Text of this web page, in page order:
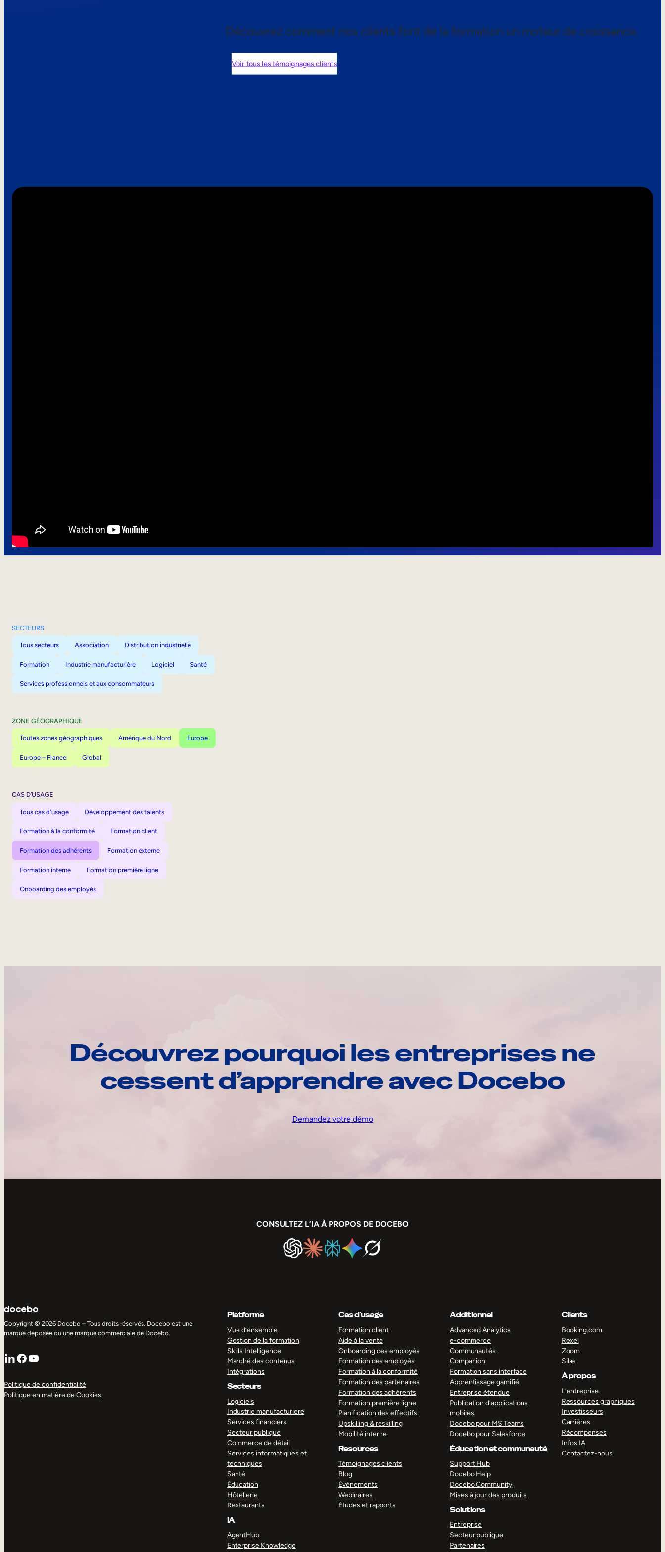
Découvrez comment nos clients font de la formation un moteur de croissance.
Voir tous les témoignages clients
SECTEURS
Tous secteurs Association Distribution industrielle
Formation Industrie manufacturière Logiciel Santé
Services professionnels et aux consommateurs
ZONE GÉOGRAPHIQUE
Toutes zones géographiques Amérique du Nord Europe
Europe – France Global
CAS D’USAGE
Tous cas d'usage Développement des talents
Formation à la conformité Formation client
Formation des adhérents Formation externe
Formation interne Formation première ligne
Onboarding des employés
Découvrez pourquoi les entreprises ne
cessent d’apprendre avec Docebo
Demandez votre démo
CONSULTEZ L’IA À PROPOS DE DOCEBO
Copyright © 2026 Docebo – Tous droits réservés. Docebo est une
marque déposée ou une marque commerciale de Docebo.
LinkedIn
Facebook
YouTube
Politique de confidentialité
Politique en matière de Cookies
Platforme
Vue d’ensemble
Gestion de la formation
Skills Intelligence
Marché des contenus
Intégrations
Secteurs
Logiciels
Industrie manufacturiere
Services financiers
Secteur publique
Commerce de détail
Services informatiques et
techniques
Santé
Éducation
Hôtellerie
Restaurants
IA
AgentHub
Enterprise Knowledge
Cas d’usage
Formation client
Aide à la vente
Onboarding des employés
Formation des employés
Formation à la conformité
Formation des partenaires
Formation des adhérents
Formation première ligne
Planification des effectifs
Upskilling & reskilling
Mobilité interne
Resources
Témoignages clients
Blog
Événements
Webinaires
Études et rapports
Additionnel
Advanced Analytics
e-commerce
Communautés
Companion
Formation sans interface
Apprentissage gamifié
Entreprise étendue
Publication d’applications
mobiles
Docebo pour MS Teams
Docebo pour Salesforce
Éducation et communauté
Support Hub
Docebo Help
Docebo Community
Mises à jour des produits
Solutions
Entreprise
Secteur publique
Partenaires
Clients
Booking.com
Rexel
Zoom
Silæ
À propos
L’entreprise
Ressources graphiques
Investisseurs
Carrières
Récompenses
Infos IA
Contactez-nous